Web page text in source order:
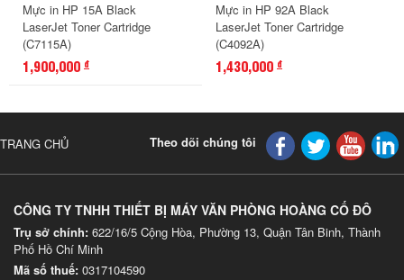
Mực in HP 15A Black
LaserJet Toner Cartridge
(C7115A)
1,900,000 đ
Mực in HP 92A Black
LaserJet Toner Cartridge
(C4092A)
1,430,000 đ
TRANG CHỦ Theo dõi chúng tôi
CÔNG TY TNHH THIẾT BỊ MÁY VĂN PHÒNG HOÀNG CỐ ĐÔ
Trụ sở chính: 622/16/5 Cộng Hòa, Phường 13, Quận Tân Binh, Thành
Phố Hồ Chí Minh
Mã số thuế: 0317104590